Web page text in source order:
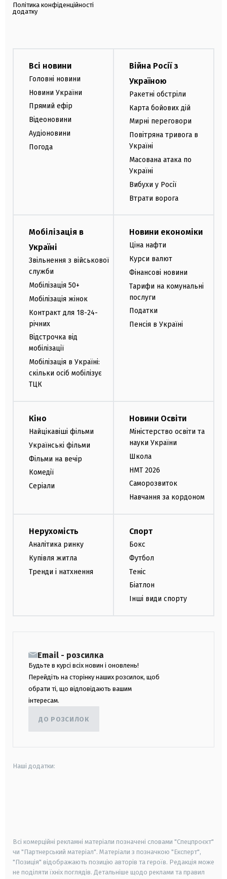
Політика конфіденційності
додатку
Всі новини
Головні новини
Новини України
Прямий ефір
Відеоновини
Аудіоновини
Погода
Війна Росії з
Україною
Ракетні обстріли
Карта бойових дій
Мирні переговори
Повітряна тривога в
Україні
Масована атака по
Україні
Вибухи у Росії
Втрати ворога
Мобілізація в
Україні
Звільнення з військової
служби
Мобілізація 50+
Мобілізація жінок
Контракт для 18-24-
річних
Відстрочка від
мобілізації
Мобілізація в Україні:
скільки осіб мобілізує
ТЦК
Новини економіки
Ціна нафти
Курси валют
Фінансові новини
Тарифи на комунальні
послуги
Податки
Пенсія в Україні
Кіно
Найцікавіші фільми
Українські фільми
Фільми на вечір
Комедії
Серіали
Новини Освіти
Міністерство освіти та
науки України
Школа
НМТ 2026
Саморозвиток
Навчання за кордоном
Нерухомість
Аналітика ринку
Купівля житла
Тренди і натхнення
Спорт
Бокс
Футбол
Теніс
Біатлон
Інші види спорту
Email - розсилка
Будьте в курсі всіх новин і оновлень!
Перейдіть на сторінку наших розсилок, щоб
обрати ті, що відповідають вашим
інтересам.
ДО РОЗСИЛОК
Наші додатки:
Всі комерційні рекламні матеріали позначені словами "Спецпроєкт"
чи "Партнерський матеріал". Матеріали з позначкою "Експерт",
"Позиція" відображають позицію авторів та героїв. Редакція може
не поділяти їхніх поглядів. Детальніше щодо реклами та правил